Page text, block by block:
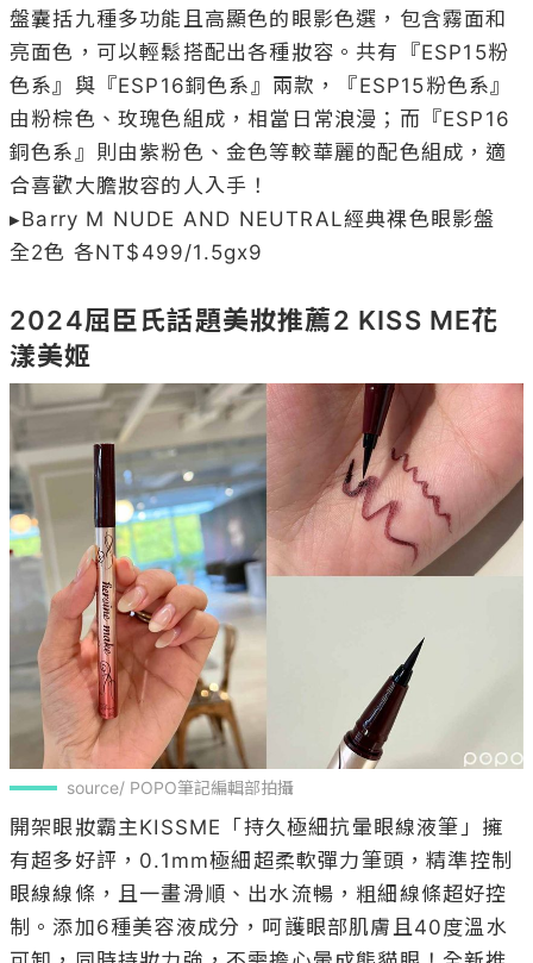
盤囊括九種多功能且高顯色的眼影色選，包含霧面和
亮面色，可以輕鬆搭配出各種妝容。共有『ESP15粉
色系』與『ESP16銅色系』兩款，『ESP15粉色系』
由粉棕色、玫瑰色組成，相當日常浪漫；而『ESP16
銅色系』則由紫粉色、金色等較華麗的配色組成，適
合喜歡大膽妝容的人入手！
▸Barry M NUDE AND NEUTRAL經典裸色眼影盤
全2色 各NT$499/1.5gx9
2024屈臣氏話題美妝推薦2 KISS ME花
漾美姬
source/ POPO筆記編輯部拍攝
開架眼妝霸主KISSME「持久極細抗暈眼線液筆」擁
有超多好評，0.1mm極細超柔軟彈力筆頭，精準控制
眼線線條，且一畫滑順、出水流暢，粗細線條超好控
制。添加6種美容液成分，呵護眼部肌膚且40度溫水